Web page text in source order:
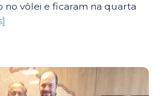
no vôlei e ficaram na quarta